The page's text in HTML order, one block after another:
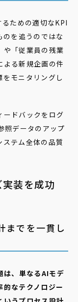
ための適切なKPI
を追うのではな
や「従業員の残業
よる新規企画の件
モニタリングし
ードバックをログ
照データのアップ
テム全体の品質
装を成功
までを一貫し
は、単なるAIモデ
なテクノロジー